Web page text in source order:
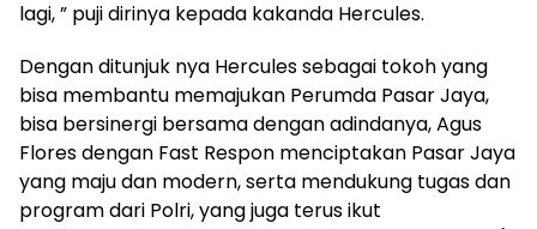
lagi, ” puji dirinya kepada kakanda Hercules.
Dengan ditunjuk nya Hercules sebagai tokoh yang
bisa membantu memajukan Perumda Pasar Jaya,
bisa bersinergi bersama dengan adindanya, Agus
Flores dengan Fast Respon menciptakan Pasar Jaya
yang maju dan modern, serta mendukung tugas dan
program dari Polri, yang juga terus ikut